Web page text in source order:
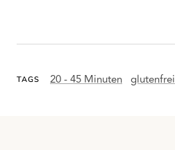
TAGS 20 - 45 Minuten glutenfrei